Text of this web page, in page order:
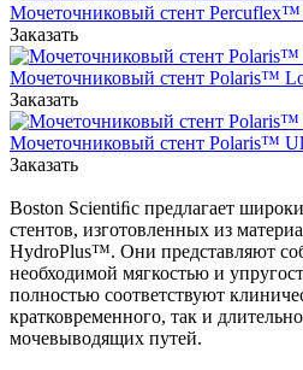
Мочеточниковый стент Percuflex™
Заказать
Мочеточниковый стент Polaris™
Заказать
Мочеточниковый стент Polaris™
Заказать
Boston Scientiﬁc предлагает
стентов, изготовленных из
HydroPlus™. Они представляют
необходимой мягкостью и
полностью соответствуют
кратковременного, так и
мочевыводящих путей.